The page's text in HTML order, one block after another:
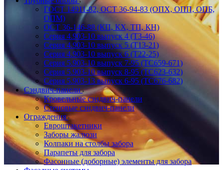
ГОСТ 14911-82, ОСТ 36-94-83 (ОПХ, ОПП, ОПБ,
ОПМ)
ОСТ 36-146-88 (КП, КХ, ТП, КН)
Серия 4.903-10 выпуск 4 (Т3-46)
Серия 4.903-10 выпуск 5 (Т13-21)
Серия 4.903-10 выпуск 6 (Т22-25)
Серия 5.903-10 выпуск 7-95 (ТС659-671)
Серия 5.903-10 выпуск 8-95 (ТС623-632)
Серия 5.903-13 выпуск 6-95 (ТС676-682)
Сэндвич-панели
Кровельные сэндвич-панели
Стеновые сэндвич-панели
Ограждения
Евроштакетники
Заборы жалюзи
Колпаки на столбы забора
Парапеты для забора
Фасонные (доборные) элементы для забора